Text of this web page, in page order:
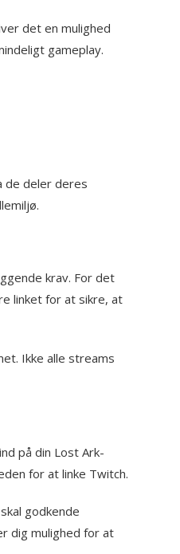
det en mulighed
gameplay.
de deler deres
krav. For det
linket for at sikre, at
Ikke alle streams
på din Lost Ark-
for at linke Twitch.
godkende
dig mulighed for at